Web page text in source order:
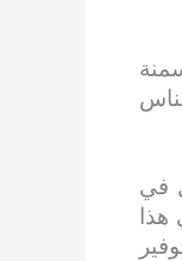
في
هذا